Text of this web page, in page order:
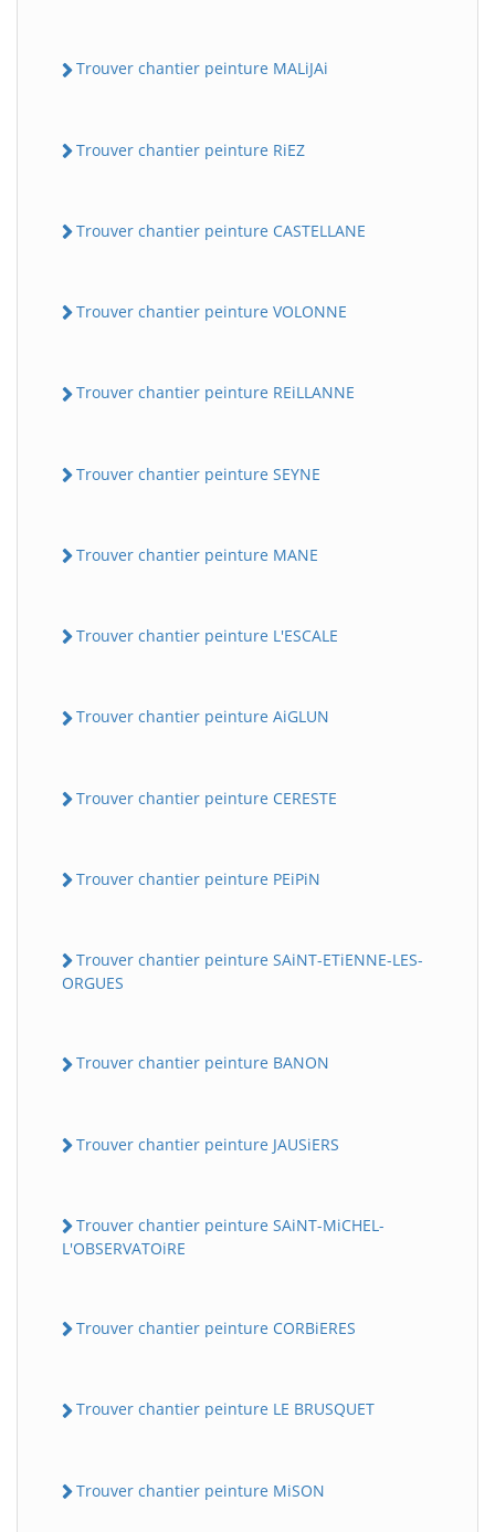
Trouver chantier peinture MALiJAi
Trouver chantier peinture RiEZ
Trouver chantier peinture CASTELLANE
Trouver chantier peinture VOLONNE
Trouver chantier peinture REiLLANNE
Trouver chantier peinture SEYNE
Trouver chantier peinture MANE
Trouver chantier peinture L'ESCALE
Trouver chantier peinture AiGLUN
Trouver chantier peinture CERESTE
Trouver chantier peinture PEiPiN
Trouver chantier peinture SAiNT-ETiENNE-LES-
ORGUES
Trouver chantier peinture BANON
Trouver chantier peinture JAUSiERS
Trouver chantier peinture SAiNT-MiCHEL-
L'OBSERVATOiRE
Trouver chantier peinture CORBiERES
Trouver chantier peinture LE BRUSQUET
Trouver chantier peinture MiSON